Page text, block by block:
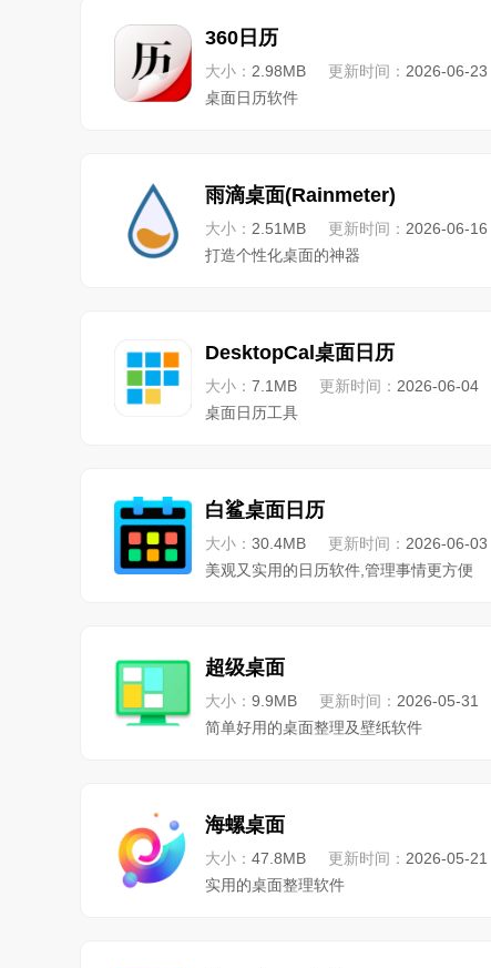
360日历
大小： 2.98MB 更新时间： 2026-06-23
桌面日历软件
雨滴桌面(Rainmeter)
大小： 2.51MB 更新时间： 2026-06-16
打造个性化桌面的神器
DesktopCal桌面日历
大小： 7.1MB 更新时间： 2026-06-04
桌面日历工具
白鲨桌面日历
大小： 30.4MB 更新时间： 2026-06-03
美观又实用的日历软件,管理事情更方便
超级桌面
大小： 9.9MB 更新时间： 2026-05-31
简单好用的桌面整理及壁纸软件
海螺桌面
大小： 47.8MB 更新时间： 2026-05-21
实用的桌面整理软件